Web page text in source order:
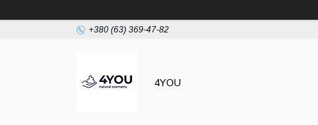
+380 (63) 369-47-82
4YOU